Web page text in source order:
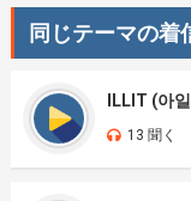
同じテーマの着
ILLIT (아
13 聞く